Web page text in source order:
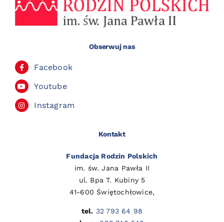
Obserwuj nas
Facebook
Youtube
Instagram
Kontakt
Fundacja Rodzin Polskich
im. św. Jana Pawła II
ul. Bpa T. Kubiny 5
41-600 Świętochłowice,
tel. 32 793 64 98